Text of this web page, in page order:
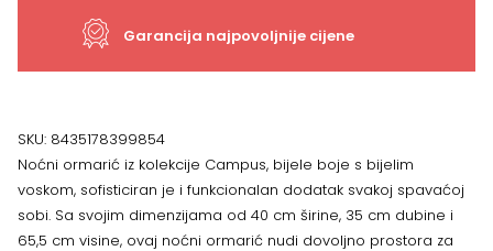
Garancija najpovoljnije cijene
SKU: 8435178399854
Noćni ormarić iz kolekcije Campus, bijele boje s bijelim
voskom, sofisticiran je i funkcionalan dodatak svakoj spavaćoj
sobi. Sa svojim dimenzijama od 40 cm širine, 35 cm dubine i
65,5 cm visine, ovaj noćni ormarić nudi dovoljno prostora za